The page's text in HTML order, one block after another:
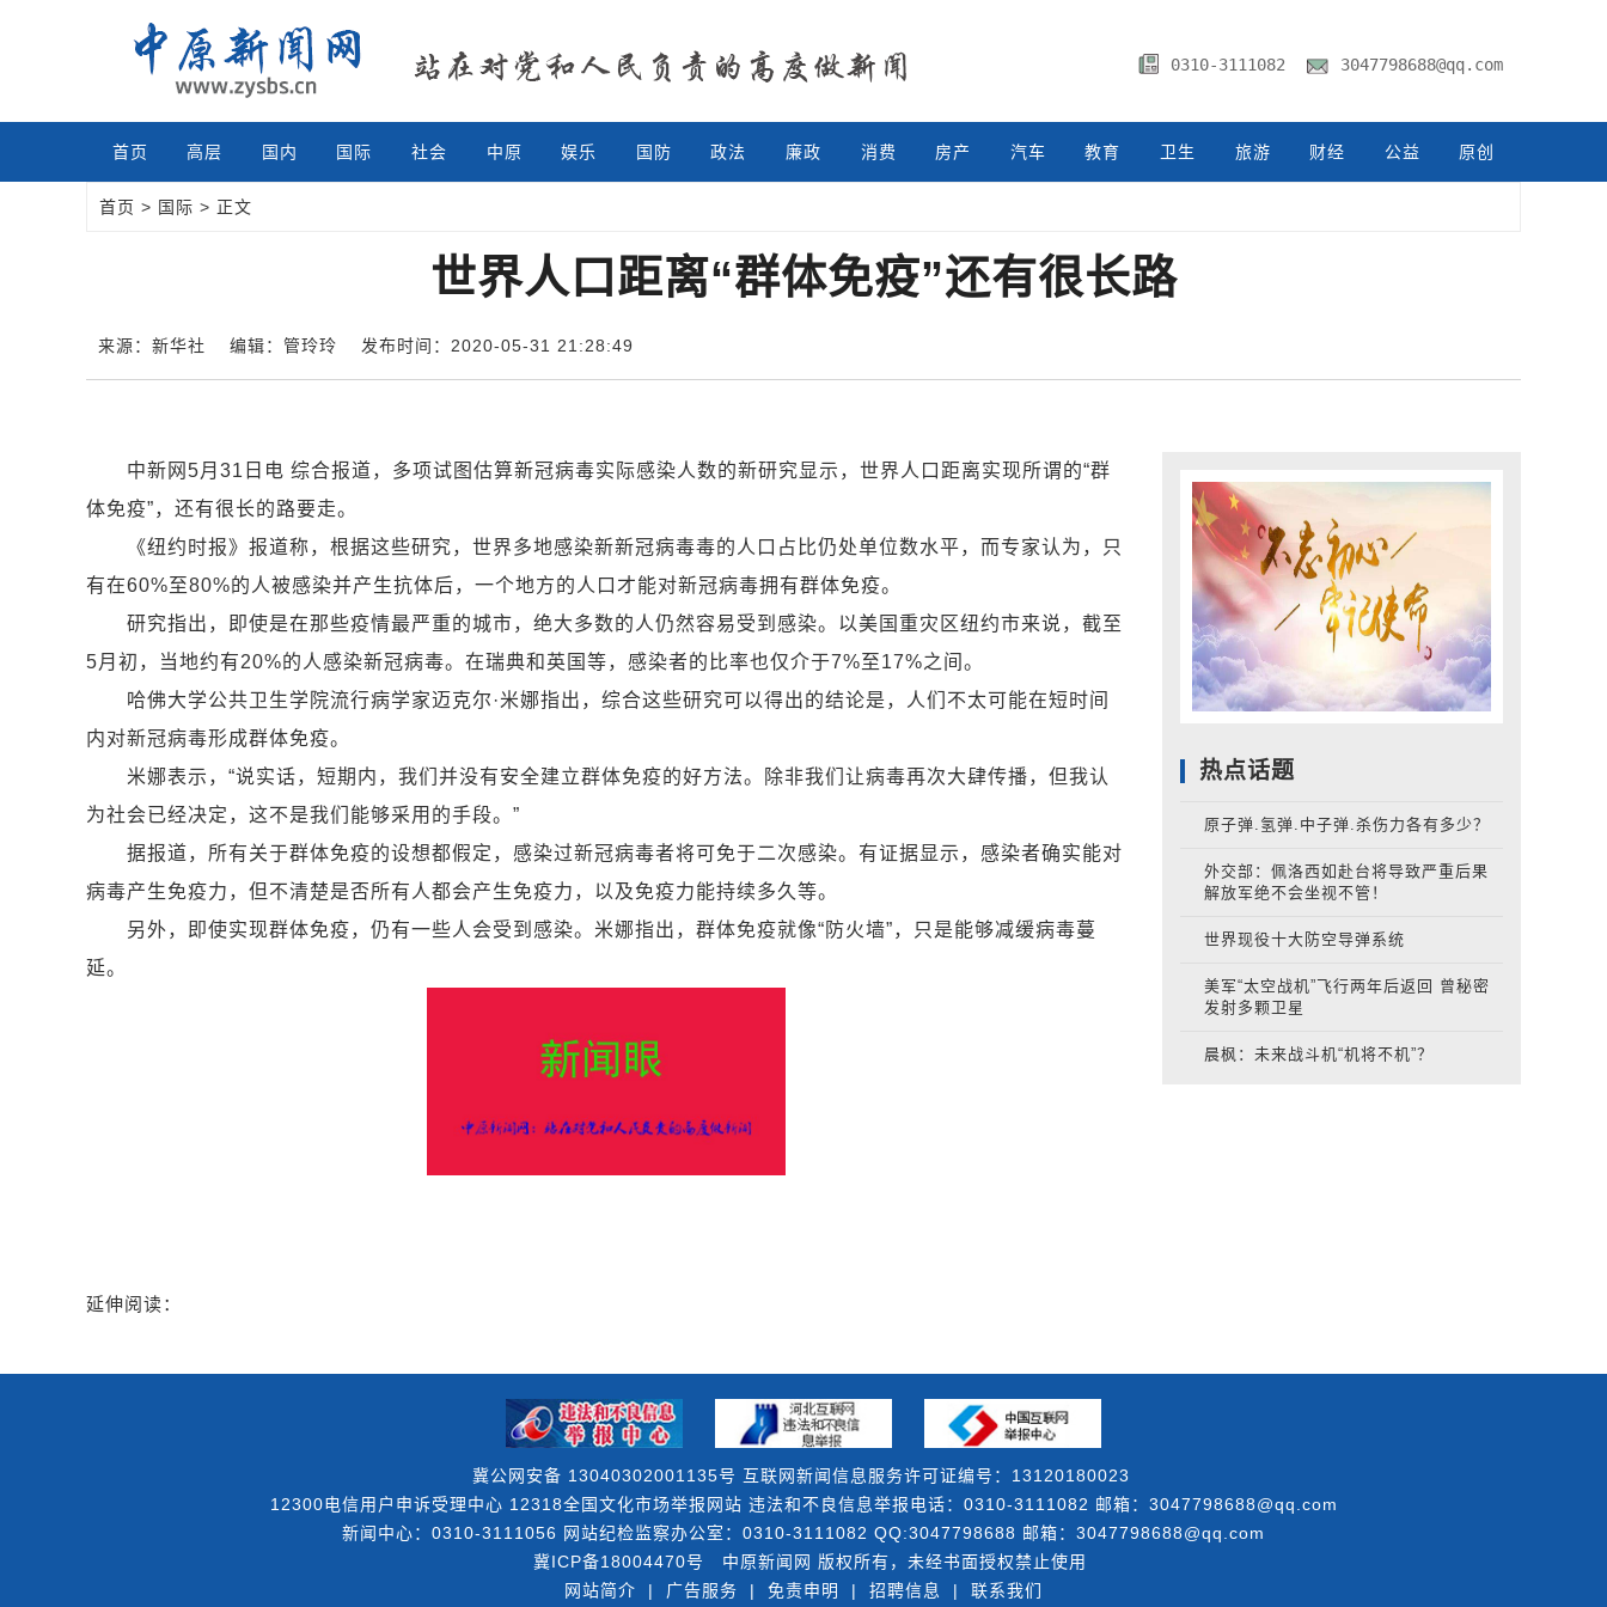
0310-3111082 3047798688@qq.com
首页 高层 国内 国际 社会 中原 娱乐 国防 政法 廉政 消费 房产 汽车 教育 卫生 旅游 财经 公益 原创
首页 > 国际 > 正文
世界人口距离“群体免疫”还有很长路
来源：新华社 编辑：管玲玲 发布时间：2020-05-31 21:28:49
中新网5月31日电 综合报道，多项试图估算新冠病毒实际感染人数的新研究显示，世界人口距离实现所谓的“群
体免疫”，还有很长的路要走。
《纽约时报》报道称，根据这些研究，世界多地感染新新冠病毒毒的人口占比仍处单位数水平，而专家认为，只
有在60%至80%的人被感染并产生抗体后，一个地方的人口才能对新冠病毒拥有群体免疫。
研究指出，即使是在那些疫情最严重的城市，绝大多数的人仍然容易受到感染。以美国重灾区纽约市来说，截至
5月初，当地约有20%的人感染新冠病毒。在瑞典和英国等，感染者的比率也仅介于7%至17%之间。
哈佛大学公共卫生学院流行病学家迈克尔·米娜指出，综合这些研究可以得出的结论是，人们不太可能在短时间
内对新冠病毒形成群体免疫。
米娜表示，“说实话，短期内，我们并没有安全建立群体免疫的好方法。除非我们让病毒再次大肆传播，但我认
为社会已经决定，这不是我们能够采用的手段。”
据报道，所有关于群体免疫的设想都假定，感染过新冠病毒者将可免于二次感染。有证据显示，感染者确实能对
病毒产生免疫力，但不清楚是否所有人都会产生免疫力，以及免疫力能持续多久等。
另外，即使实现群体免疫，仍有一些人会受到感染。米娜指出，群体免疫就像“防火墙”，只是能够减缓病毒蔓
延。
延伸阅读：
热点话题
原子弹.氢弹.中子弹.杀伤力各有多少？
外交部：佩洛西如赴台将导致严重后果
解放军绝不会坐视不管！
世界现役十大防空导弹系统
美军“太空战机”飞行两年后返回 曾秘密
发射多颗卫星
晨枫：未来战斗机“机将不机”？
冀公网安备 13040302001135号 互联网新闻信息服务许可证编号：13120180023
12300电信用户申诉受理中心 12318全国文化市场举报网站 违法和不良信息举报电话：0310-3111082 邮箱：3047798688@qq.com
新闻中心：0310-3111056 网站纪检监察办公室：0310-3111082 QQ:3047798688 邮箱：3047798688@qq.com
冀ICP备18004470号
中原新闻网 版权所有，未经书面授权禁止使用
网站简介
| 广告服务 | 免责申明 | 招聘信息 | 联系我们